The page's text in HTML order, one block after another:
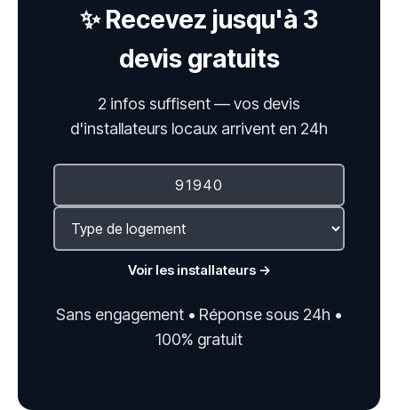
✨ Recevez jusqu'à 3
devis gratuits
2 infos suffisent — vos devis
d'installateurs locaux arrivent en 24h
Voir les installateurs →
Sans engagement • Réponse sous 24h •
100% gratuit